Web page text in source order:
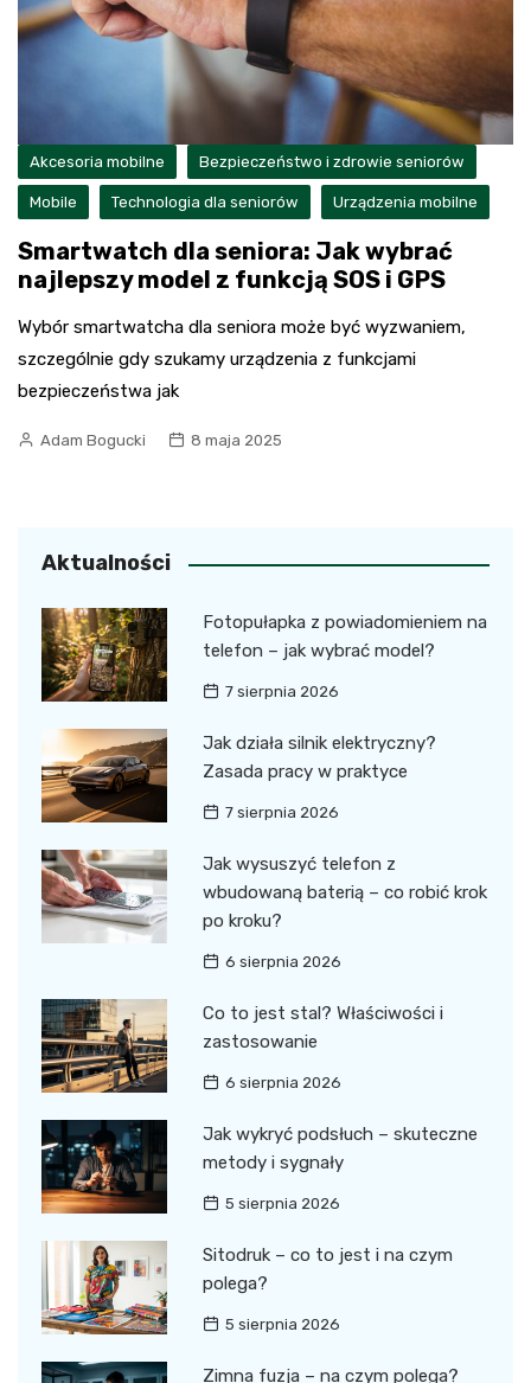
Akcesoria mobilne Bezpieczeństwo i zdrowie seniorów
Mobile Technologia dla seniorów Urządzenia mobilne
Smartwatch dla seniora: Jak wybrać
najlepszy model z funkcją SOS i GPS
Wybór smartwatcha dla seniora może być wyzwaniem,
szczególnie gdy szukamy urządzenia z funkcjami
bezpieczeństwa jak
Adam Bogucki 8 maja 2025
Aktualności
Fotopułapka z powiadomieniem na
telefon – jak wybrać model?
7 sierpnia 2026
Jak działa silnik elektryczny?
Zasada pracy w praktyce
7 sierpnia 2026
Jak wysuszyć telefon z
wbudowaną baterią – co robić krok
po kroku?
6 sierpnia 2026
Co to jest stal? Właściwości i
zastosowanie
6 sierpnia 2026
Jak wykryć podsłuch – skuteczne
metody i sygnały
5 sierpnia 2026
Sitodruk – co to jest i na czym
polega?
5 sierpnia 2026
Zimna fuzja – na czym polega?